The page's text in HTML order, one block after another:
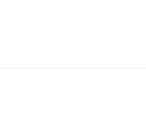
，加价幅度：100元意向竞